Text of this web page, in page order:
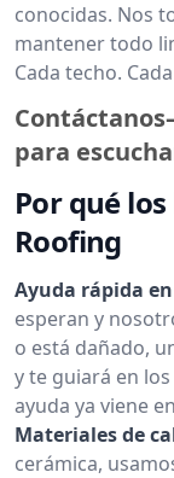
conocidas. Nos
mantener todo
Cada techo.
para
Por qué
Roofing
Ayuda rápida
esperan y
o está dañado,
y te guiará en
ayuda ya viene
Materiales de
cerámica,